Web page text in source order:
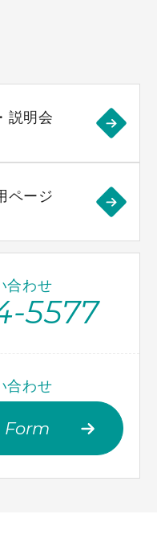
説明会
ページ
合わせ
5577
合わせ